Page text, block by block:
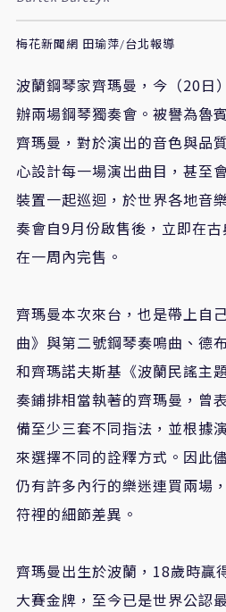
梅花新聞網 田瑜萍/台北報導
波蘭鋼琴家齊瑪曼，今（20日
辦兩場鋼琴獨奏會。被譽為魯
齊瑪曼，對於演出的音色與品
心設計每一場演出曲目，甚至
裝置一起巡迴，於世界各地音
奏會自9月份啟售後，立即在
在一周內完售。
齊瑪曼本次來台，也是帶上自
曲》與第二號鋼琴奏鳴曲、德
和齊瑪諾夫斯基《波蘭民謠主
奏鋪排相當執著的齊瑪曼，曾
備至少三套不同指法，並根據
來選擇不同的詮釋方式。因此
仍有許多內行的樂迷連買兩場
符裡的細節差異。
齊瑪曼出生於波蘭，18歲時贏
大賽金牌，至今已是世界公認